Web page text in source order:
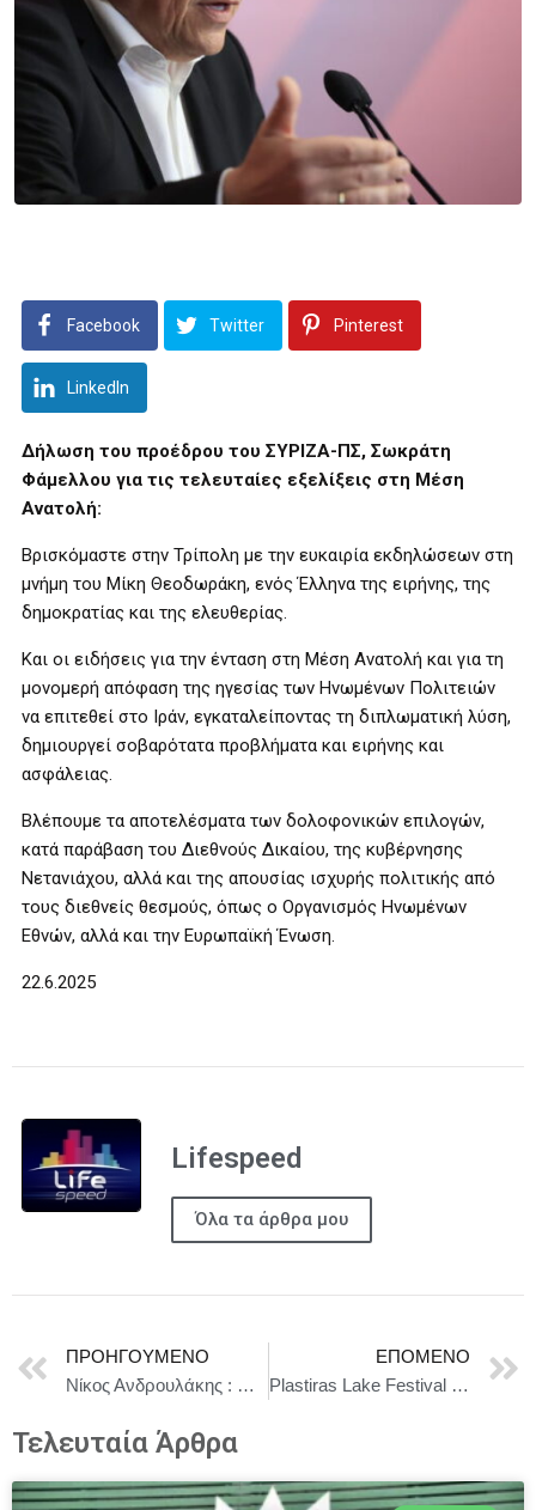
Facebook Twitter Pinterest
LinkedIn
Δήλωση του προέδρου του ΣΥΡΙΖΑ-ΠΣ, Σωκράτη
Φάμελλου για τις τελευταίες εξελίξεις στη Μέση
Ανατολή:
Βρισκόμαστε στην Τρίπολη με την ευκαιρία εκδηλώσεων στη
μνήμη του Μίκη Θεοδωράκη, ενός Έλληνα της ειρήνης, της
δημοκρατίας και της ελευθερίας.
Και οι ειδήσεις για την ένταση στη Μέση Ανατολή και για τη
μονομερή απόφαση της ηγεσίας των Ηνωμένων Πολιτειών
να επιτεθεί στο Ιράν, εγκαταλείποντας τη διπλωματική λύση,
δημιουργεί σοβαρότατα προβλήματα και ειρήνης και
ασφάλειας.
Βλέπουμε τα αποτελέσματα των δολοφονικών επιλογών,
κατά παράβαση του Διεθνούς Δικαίου, της κυβέρνησης
Νετανιάχου, αλλά και της απουσίας ισχυρής πολιτικής από
τους διεθνείς θεσμούς, όπως ο Οργανισμός Ηνωμένων
Εθνών, αλλά και την Ευρωπαϊκή Ένωση.
22.6.2025
Lifespeed
Όλα τα άρθρα μου
ΠΡΟΗΓΟΎΜΕΝΟ
Νίκος Ανδρουλάκης : Η στρατιωτική επίθεση των Ηνωμένων Πολιτειών στο Ιράν συνιστά μια εξαιρετικά επικίνδυνη κλιμάκωση
ΕΠΌΜΕΝΟ
Plastiras Lake Festival 2025 από 11-13 Ιουλίου
Τελευταία Άρθρα